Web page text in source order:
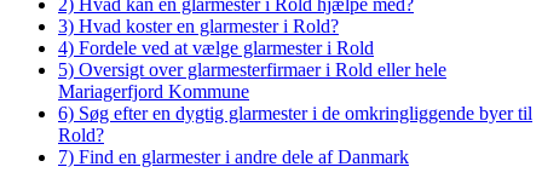
3) Hvad koster en glarmester i Rold?
4) Fordele ved at vælge glarmester i Rold
5) Oversigt over glarmesterfirmaer i Rold eller hele
Mariagerfjord Kommune
6) Søg efter en dygtig glarmester i de omkringliggende byer til
Rold?
7) Find en glarmester i andre dele af Danmark